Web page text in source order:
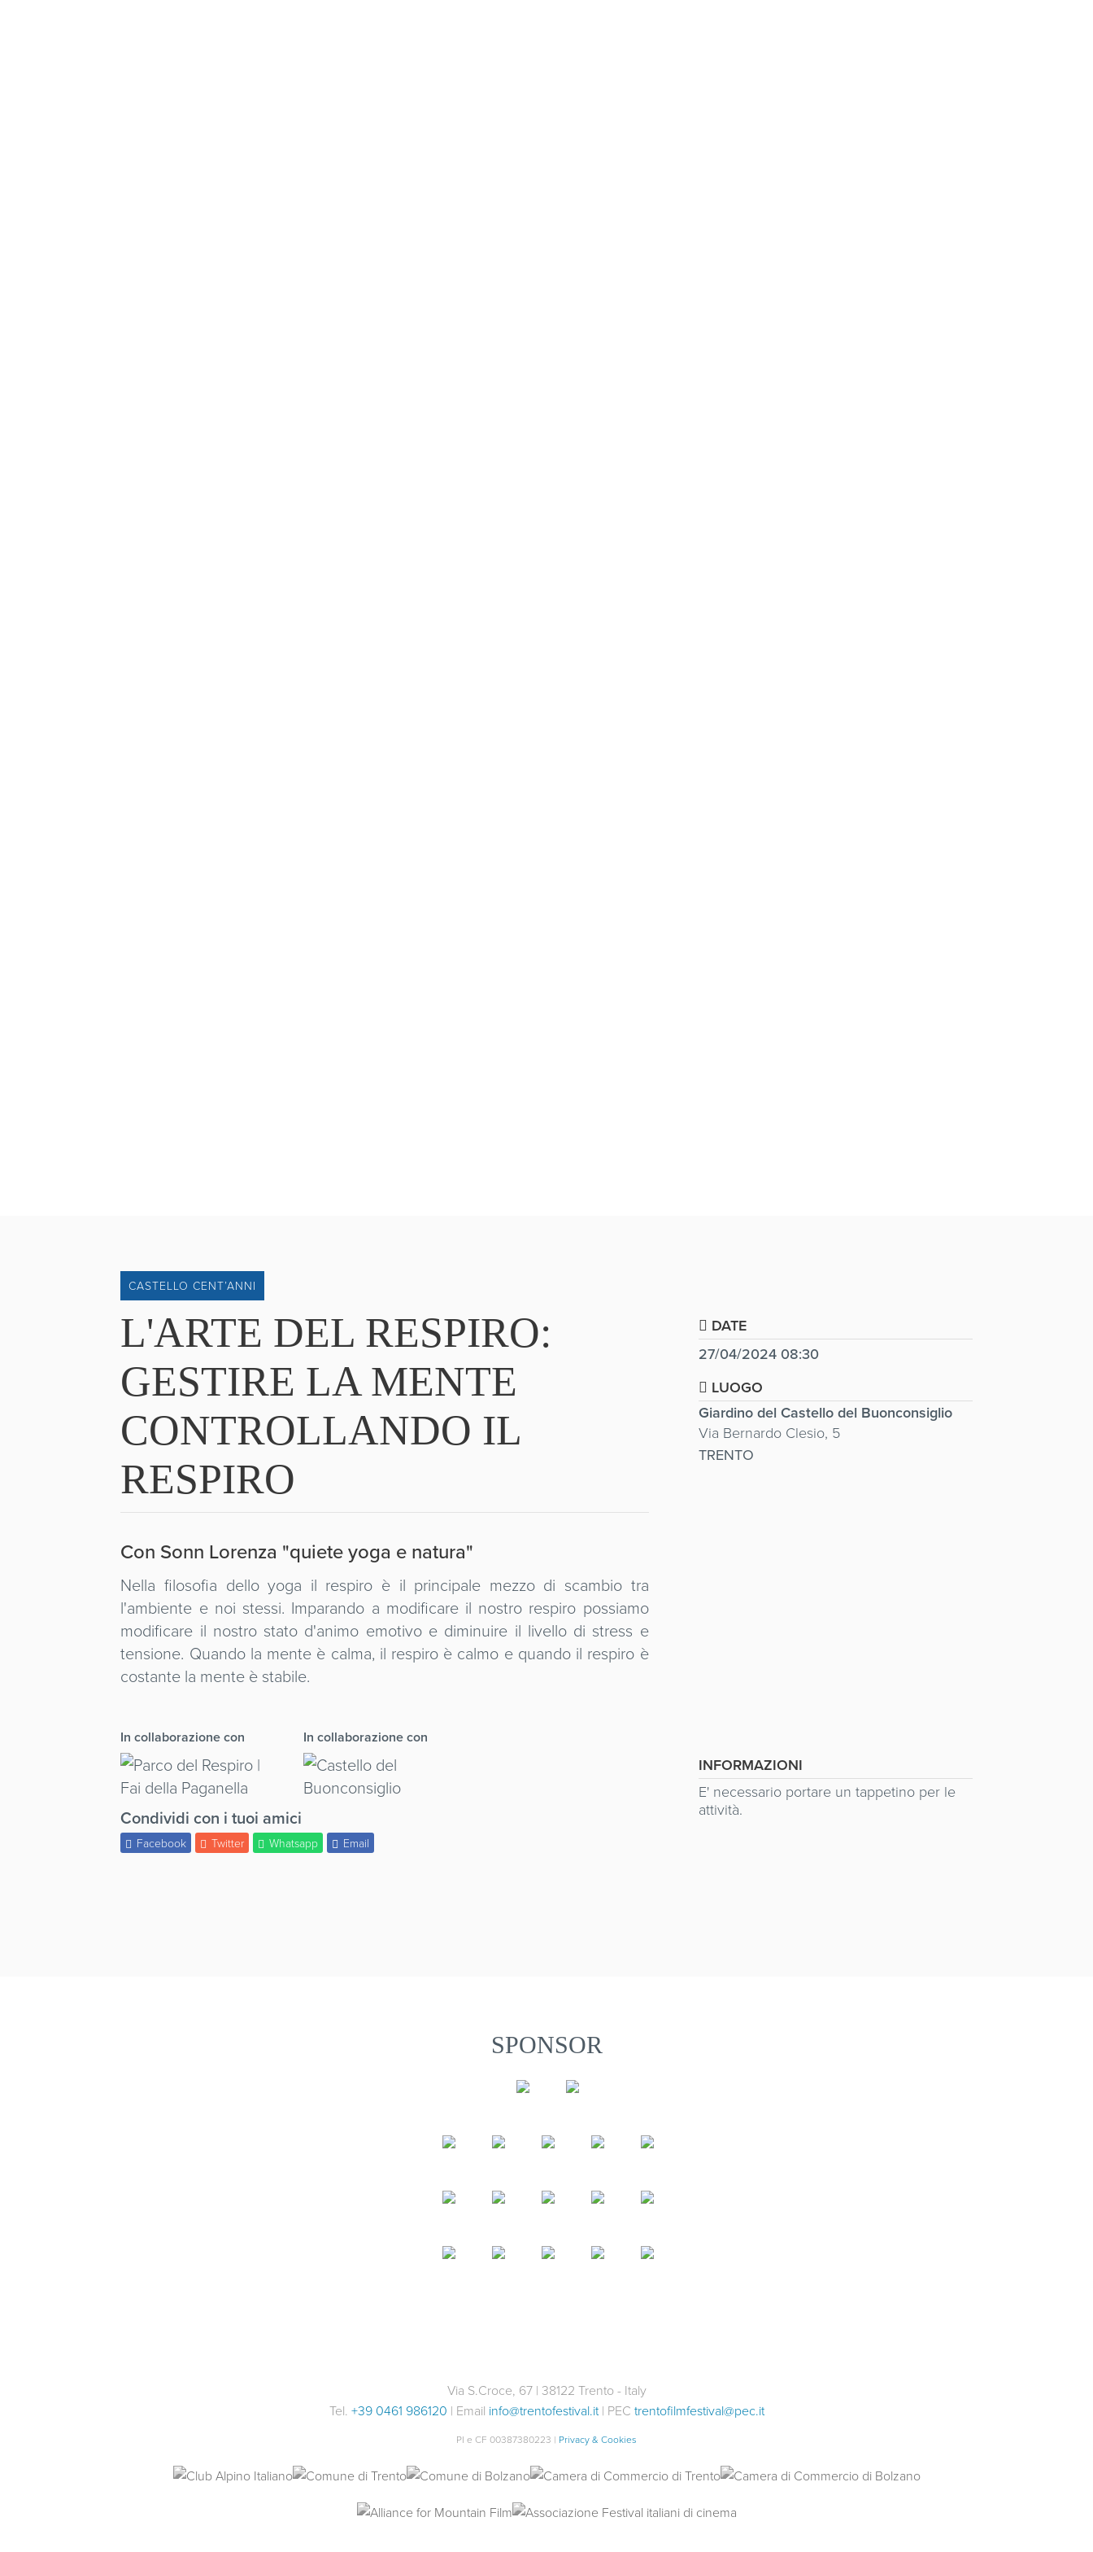
CASTELLO CENT’ANNI
L'ARTE DEL RESPIRO:
GESTIRE LA MENTE
CONTROLLANDO IL
RESPIRO
Con Sonn Lorenza "quiete yoga e natura"
Nella filosofia dello yoga il respiro è il principale mezzo di scambio tra
l'ambiente e noi stessi. Imparando a modificare il nostro respiro possiamo
modificare il nostro stato d'animo emotivo e diminuire il livello di stress e
tensione. Quando la mente è calma, il respiro è calmo e quando il respiro è
costante la mente è stabile.
In collaborazione con In collaborazione con
Condividi con i tuoi amici
Facebook Twitter Whatsapp Email
DATE
27/04/2024 08:30
LUOGO
Giardino del Castello del Buonconsiglio
Via Bernardo Clesio, 5
TRENTO
INFORMAZIONI
E' necessario portare un tappetino per le
attività.
SPONSOR
Via S.Croce, 67 | 38122 Trento - Italy
Tel. +39 0461 986120 | Email info@trentofestival.it| PEC trentofilmfestival@pec.it
PI e CF 00387380223 | Privacy & Cookies